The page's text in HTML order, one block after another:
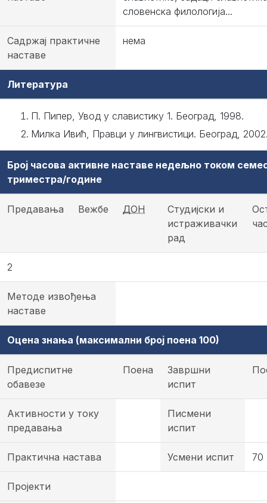
словенска филологија...
Садржај практичне
наставе
нема
Литература
П. Пипер, Увод у славистику 1. Београд, 1998.
Милка Ивић, Правци у лингвистици. Београд,
Број часова активне наставе недељно током
триместра/године
Предавања Вежбе ДОН
Студијски и
истраживачки
рад
2
Методе извођења
наставе
Оцена знања (максимални број поена 100)
Предиспитне
обавезе
Поена
Завршни
испит
Активности у току
предавања
Писмени
испит
Практична настава Усмени испит 70
Пројекти